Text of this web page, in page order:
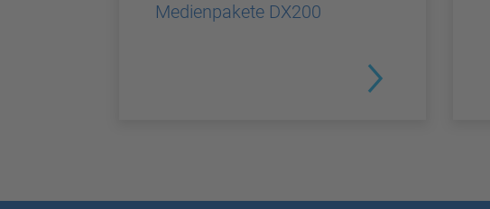
Medienpakete DX200